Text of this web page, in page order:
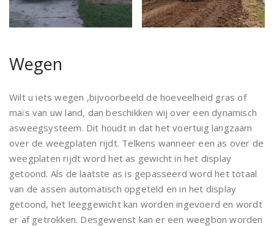
Wegen
Wilt u iets wegen ,bijvoorbeeld de hoeveelheid gras of
maïs van uw land, dan beschikken wij over een dynamisch
asweegsysteem. Dit houdt in dat het voertuig langzaam
over de weegplaten rijdt. Telkens wanneer een as over de
weegplaten rijdt word het as gewicht in het display
getoond. Als de laatste as is gepasseerd word het totaal
van de assen automatisch opgeteld en in het display
getoond, het leeggewicht kan worden ingevoerd en wordt
er af getrokken. Desgewenst kan er een weegbon worden